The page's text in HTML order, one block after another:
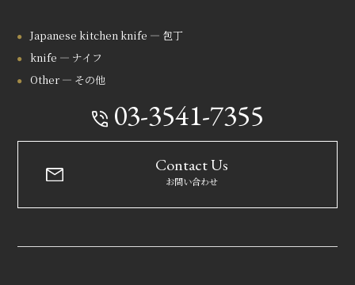
Japanese kitchen knife — 包丁
knife — ナイフ
Other — その他
03-3541-7355
Contact Us
お問い合わせ